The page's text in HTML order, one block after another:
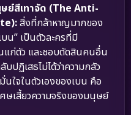
ษย์สีเทาจัด (The Anti-
สิ่งที่กล้าหาญมากของ
น” เป็นตัวละครที่มี
แก่ตัว และชอบตัดสินคนอื่น
ปฏิเสธไม่ได้ว่าความกลัว
นใจในตัวเองของเบน คือ
ษเสี้ยวความจริงของมนุษย์